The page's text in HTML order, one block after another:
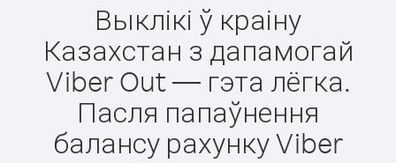
Выклікі ў краіну
Казахстан з дапамогай
Viber Out — гэта лёгка.
Пасля папаўнення
балансу рахунку Viber